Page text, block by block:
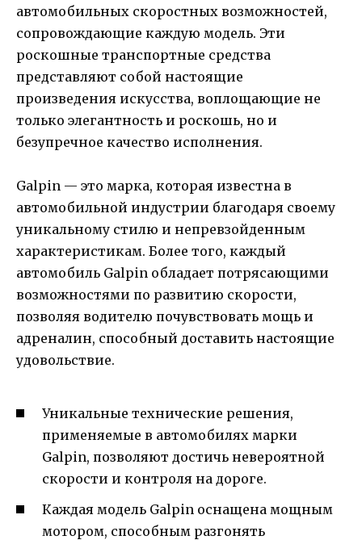
автомобильных скоростных возможностей,
сопровождающие каждую модель. Эти
роскошные транспортные средства
представляют собой настоящие
произведения искусства, воплощающие не
только элегантность и роскошь, но и
безупречное качество исполнения.
Galpin — это марка, которая известна в
автомобильной индустрии благодаря своему
уникальному стилю и непревзойденным
характеристикам. Более того, каждый
автомобиль Galpin обладает потрясающими
возможностями по развитию скорости,
позволяя водителю почувствовать мощь и
адреналин, способный доставить настоящие
удовольствие.
Уникальные технические решения,
применяемые в автомобилях марки
Galpin, позволяют достичь невероятной
скорости и контроля на дороге.
Каждая модель Galpin оснащена мощным
мотором, способным разгонять